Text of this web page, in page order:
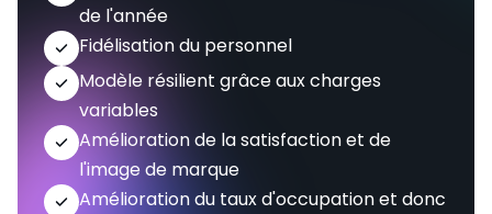
de l'année
Fidélisation du personnel
Modèle résilient grâce aux charges
variables
Amélioration de la satisfaction et de
l'image de marque
Amélioration du taux d'occupation et donc